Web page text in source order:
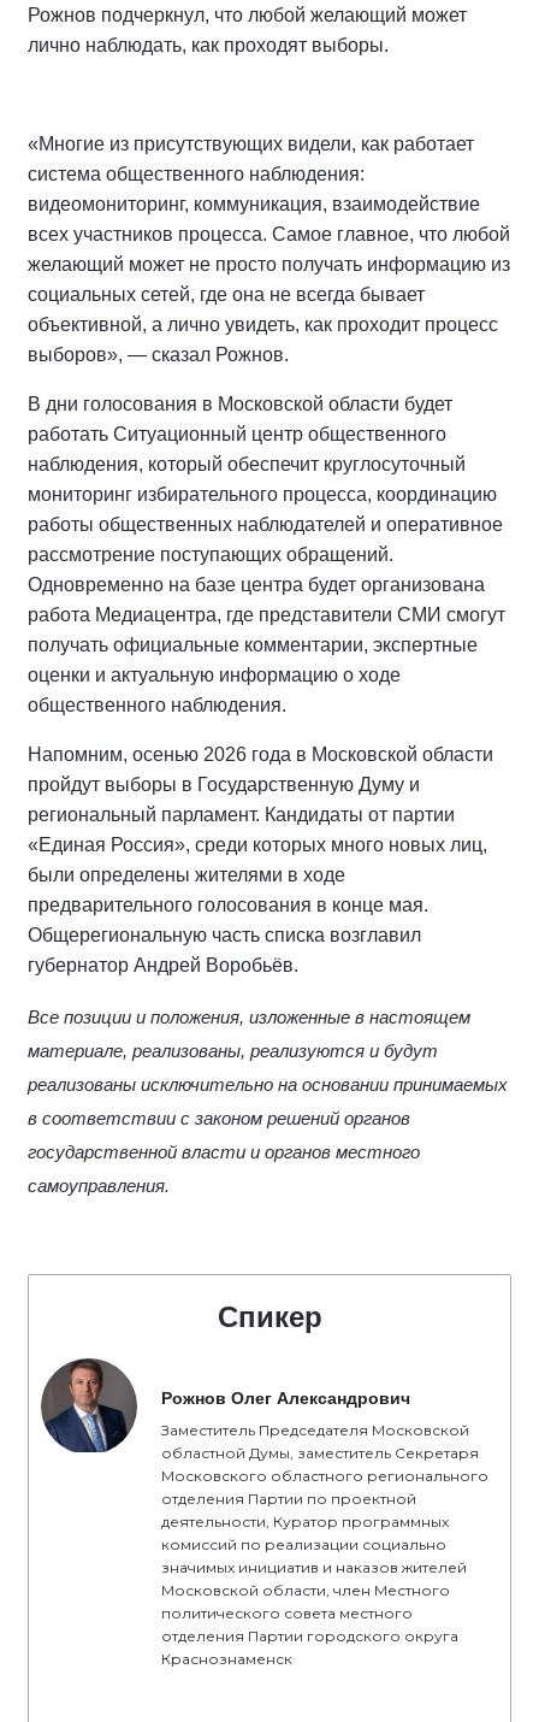
Рожнов подчеркнул, что любой желающий может
лично наблюдать, как проходят выборы.
«Многие из присутствующих видели, как работает
система общественного наблюдения:
видеомониторинг, коммуникация, взаимодействие
всех участников процесса. Самое главное, что любой
желающий может не просто получать информацию из
социальных сетей, где она не всегда бывает
объективной, а лично увидеть, как проходит процесс
выборов», — сказал Рожнов.
В дни голосования в Московской области будет
работать Ситуационный центр общественного
наблюдения, который обеспечит круглосуточный
мониторинг избирательного процесса, координацию
работы общественных наблюдателей и оперативное
рассмотрение поступающих обращений.
Одновременно на базе центра будет организована
работа Медиацентра, где представители СМИ смогут
получать официальные комментарии, экспертные
оценки и актуальную информацию о ходе
общественного наблюдения.
Напомним, осенью 2026 года в Московской области
пройдут выборы в Государственную Думу и
региональный парламент. Кандидаты от партии
«Единая Россия», среди которых много новых лиц,
были определены жителями в ходе
предварительного голосования в конце мая.
Общерегиональную часть списка возглавил
губернатор Андрей Воробьёв.
Все позиции и положения, изложенные в настоящем
материале, реализованы, реализуются и будут
реализованы исключительно на основании принимаемых
в соответствии с законом решений органов
государственной власти и органов местного
самоуправления.
Спикер
Рожнов Олег Александрович
Заместитель Председателя Московской
областной Думы, заместитель Секретаря
Московского областного регионального
отделения Партии по проектной
деятельности, Куратор программных
комиссий по реализации социально
значимых инициатив и наказов жителей
Московской области, член Местного
политического совета местного
отделения Партии городского округа
Краснознаменск